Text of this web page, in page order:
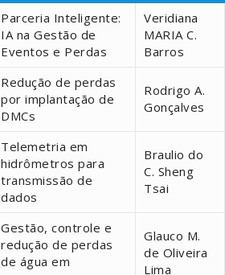
Parceria Inteligente:
IA na Gestão de
Eventos e Perdas
Veridiana
MARIA C.
Barros
Redução de perdas
por implantação de
DMCs
Rodrigo A.
Gonçalves
Telemetria em
hidrômetros para
transmissão de
dados
Braulio do
C. Sheng
Tsai
Gestão, controle e
redução de perdas
de água em
Glauco M.
de Oliveira
Lima